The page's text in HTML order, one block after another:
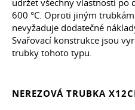
udržet všechny vlastnosti po
600 °C. Oproti jiným
nevyžaduje dodatečné
Svařovací konstrukce jsou
trubky tohoto typu.
NEREZOVÁ TRUBKA